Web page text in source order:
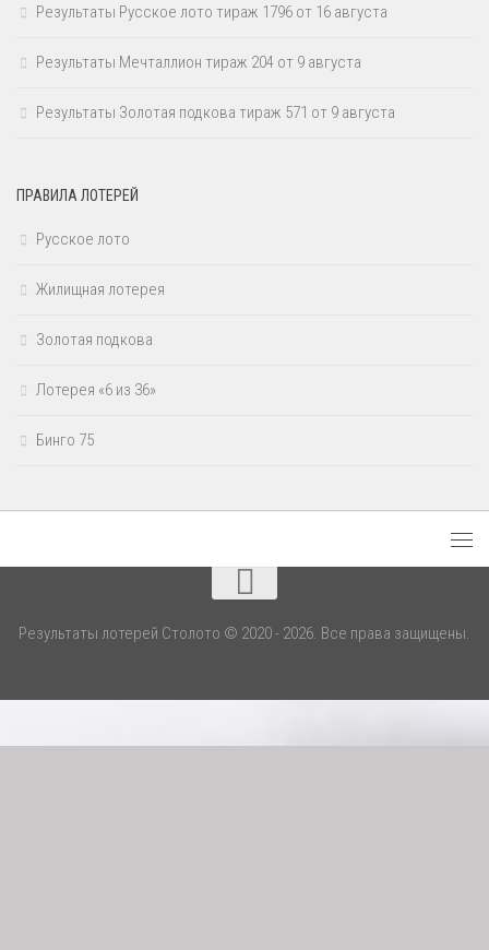
Результаты Русское лото тираж 1796 от 16 августа
Результаты Мечталлион тираж 204 от 9 августа
Результаты Золотая подкова тираж 571 от 9 августа
ПРАВИЛА ЛОТЕРЕЙ
Русское лото
Жилищная лотерея
Золотая подкова
Лотерея «6 из 36»
Бинго 75
Результаты лотерей Столото © 2020 - 2026. Все права защищены.